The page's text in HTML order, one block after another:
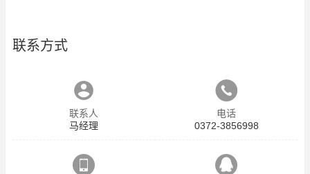
联系方式
联系人
马经理
电话
0372-3856998